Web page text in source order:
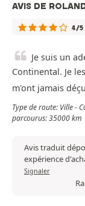
AVIS DE
4/5
Je suis un
Continental. Je
m'ont jamais
Type de route: Ville -
parcourus: 35000 km
Avis traduit
expérience
Signaler